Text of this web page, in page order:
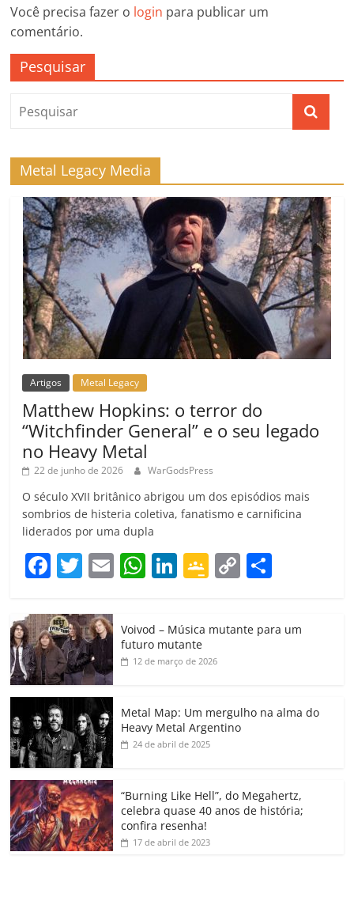
Você precisa fazer o login para publicar um
comentário.
Pesquisar
Metal Legacy Media
Artigos Metal Legacy
Matthew Hopkins: o terror do
“Witchfinder General” e o seu legado
no Heavy Metal
22 de junho de 2026 WarGodsPress
O século XVII britânico abrigou um dos episódios mais
sombrios de histeria coletiva, fanatismo e carnificina
liderados por uma dupla
F
c
e
b
o
o
k
T
itt
er
E
ai
W
at
s
A
p
Li
k
e
dI
G
gl
e
a
ss
o
m
C
y
k
p
h
Voivod – Música mutante para um
futuro mutante
12 de março de 2026
Metal Map: Um mergulho na alma do
Heavy Metal Argentino
24 de abril de 2025
“Burning Like Hell”, do Megahertz,
celebra quase 40 anos de história;
confira resenha!
17 de abril de 2023